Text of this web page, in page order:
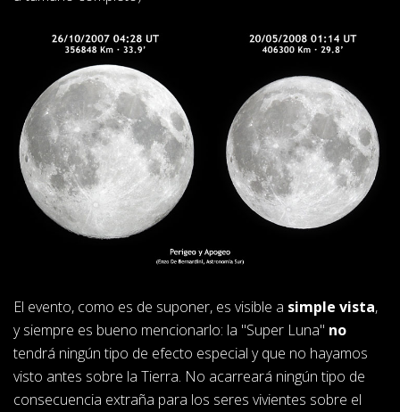
El evento, como es de suponer, es visible a simple vista,
y siempre es bueno mencionarlo: la "Super Luna" no
tendrá ningún tipo de efecto especial y que no hayamos
visto antes sobre la Tierra. No acarreará ningún tipo de
consecuencia extraña para los seres vivientes sobre el